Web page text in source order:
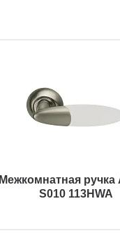
Межкомнатная ручка
S010 113HWA